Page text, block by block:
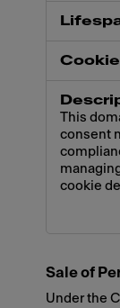
This
consent
cookie
Sale of
Under the